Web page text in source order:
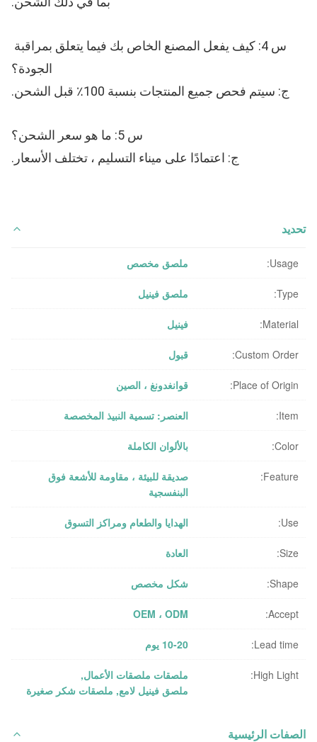
الجودة؟
ج: سيتم فحص جميع المنتجات بنسبة 100٪ قبل الشحن.
س 5: ما هو سعر الشحن؟
ج: اعتمادًا على ميناء التسليم ، تختلف الأسعار.
تحديد
Usage: ملصق مخصص
Type: ملصق فينيل
Material: فينيل
Custom Order: قبول
Place of Origin: قوانغدونغ ، الصين
Item: العنصر: تسمية النبيذ المخصصة
Color: بالألوان الكاملة
Feature:
صديقة للبيئة ، مقاومة للأشعة فوق
البنفسجية
Use: الهدايا والطعام ومراكز التسوق
Size: العادة
Shape: شكل مخصص
Accept: OEM ، ODM
Lead time: 10-20 يوم
High Light: ملصقات ملصقات الأعمال,
ملصق فينيل لامع, ملصقات شكر صغيرة
الصفات الرئيسية